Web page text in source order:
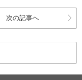
次の記事へ